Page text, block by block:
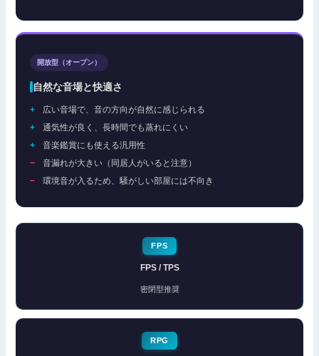
開放型（オープン）
自然な音場と快適さ
広い音場で、音の方向が自然に感じられる
通気性が良く、長時間でも蒸れにくい
音楽鑑賞にも使える汎用性
音漏れが大きい（同居人がいると注意）
環境音が入るため、騒がしい部屋には不向き
FPS
FPS / TPS
密閉型推奨
RPG